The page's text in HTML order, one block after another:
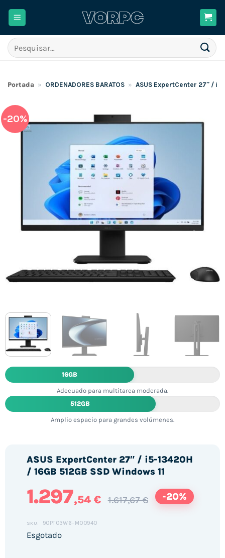
Pesquisar
por:
Portada » ORDENADORES BARATOS » ASUS ExpertCenter 27″ / i5-
-20%
16GB
Adecuado para multitarea moderada.
512GB
Amplio espacio para grandes volúmenes.
ASUS ExpertCenter 27″ / i5-13420H
/ 16GB 512GB SSD Windows 11
1.297,54 € 1.617,67 € -20%
SKU: 90PT03W6-M00940
Esgotado